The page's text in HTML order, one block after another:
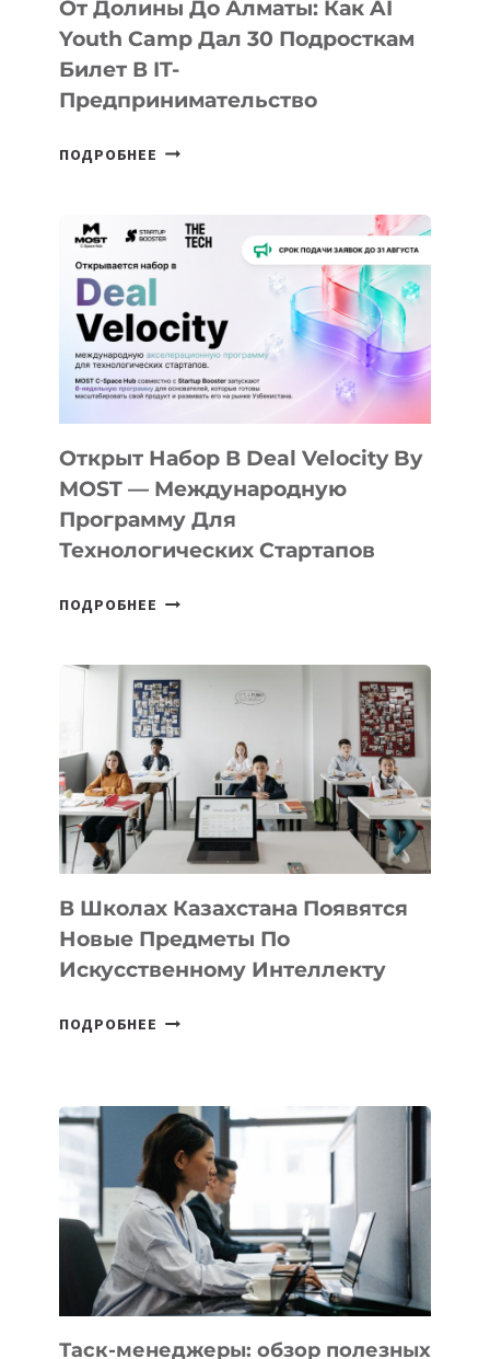
От Долины До Алматы: Как AI
Youth Camp Дал 30 Подросткам
Билет В IT-
Предпринимательство
ПОДРОБНЕЕ ОТ
АЛМАТЫ:
КАК
AI
YOUTH
CAMP
ДАЛ
30
ПОДРОСТКАМ
БИЛЕТ
В
ПРЕДПРИНИМАТЕЛЬСТВО
Открыт Набор В Deal Velocity By
MOST — Международную
Программу Для
Технологических Стартапов
ПОДРОБНЕЕ ОТКРЫТ
DEAL
VELOCITY
BY
MOST
—
МЕЖДУНАРОДНУЮ
ПРОГРАММУ
ДЛЯ
ТЕХНОЛОГИЧЕСКИХ
В Школах Казахстана Появятся
Новые Предметы По
Искусственному Интеллекту
ПОДРОБНЕЕ
НОВЫЕ
ПРЕДМЕТЫ
ПО
ИСКУССТВЕННОМУ
ИНТЕЛЛЕКТУ
Таск-менеджеры: обзор полезных